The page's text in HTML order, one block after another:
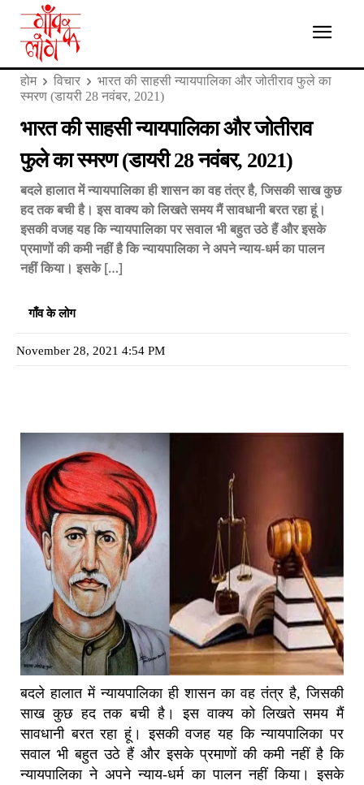
होम विचार
भारत की साहसी न्यायपालिका और जोतीराव फुले का
स्मरण (डायरी 28 नवंबर, 2021)
भारत की साहसी न्यायपालिका और जोतीराव
फुले का स्मरण (डायरी 28 नवंबर, 2021)
बदले हालात में न्यायपालिका ही शासन का वह तंत्र है, जिसकी साख कुछ
हद तक बची है। इस वाक्य को लिखते समय मैं सावधानी बरत रहा हूं।
इसकी वजह यह कि न्यायपालिका पर सवाल भी बहुत उठे हैं और इसके
प्रमाणों की कमी नहीं है कि न्यायपालिका ने अपने न्याय-धर्म का पालन
नहीं किया। इसके […]
गाँव के लोग
November 28, 2021 4:54 PM
बदले हालात में न्यायपालिका ही शासन का वह तंत्र है, जिसकी
साख कुछ हद तक बची है। इस वाक्य को लिखते समय मैं
सावधानी बरत रहा हूं। इसकी वजह यह कि न्यायपालिका पर
सवाल भी बहुत उठे हैं और इसके प्रमाणों की कमी नहीं है कि
न्यायपालिका ने अपने न्याय-धर्म का पालन नहीं किया। इसके